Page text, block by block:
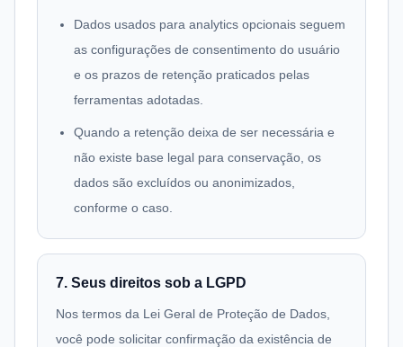
Dados usados para analytics opcionais seguem
as configurações de consentimento do usuário
e os prazos de retenção praticados pelas
ferramentas adotadas.
Quando a retenção deixa de ser necessária e
não existe base legal para conservação, os
dados são excluídos ou anonimizados,
conforme o caso.
7. Seus direitos sob a LGPD
Nos termos da Lei Geral de Proteção de Dados,
você pode solicitar confirmação da existência de